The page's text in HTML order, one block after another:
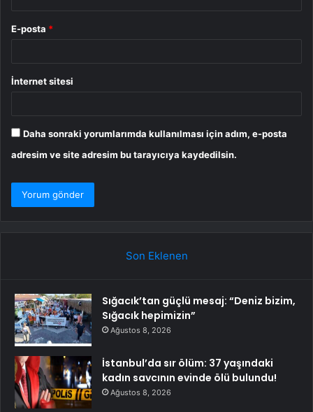
E-posta *
İnternet sitesi
Daha sonraki yorumlarımda kullanılması için adım, e-posta
adresim ve site adresim bu tarayıcıya kaydedilsin.
Son Eklenen
Sığacık’tan güçlü mesaj: “Deniz bizim,
Sığacık hepimizin”
Ağustos 8, 2026
İstanbul’da sır ölüm: 37 yaşındaki
kadın savcının evinde ölü bulundu!
Ağustos 8, 2026